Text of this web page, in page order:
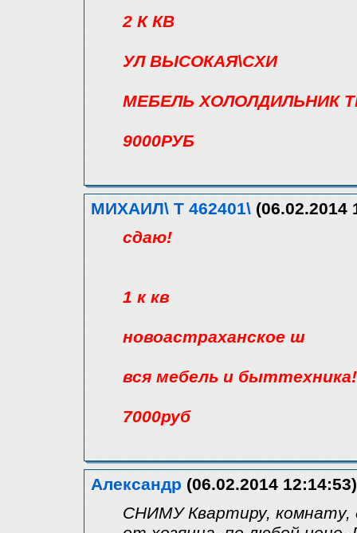
2 К КВ
УЛ ВЫСОКАЯ\СХИ
МЕБЕЛЬ ХОЛОЛДИЛЬНИК
9000РУБ
МИХАИЛ\ Т 462401\ (06.02.2014
сдаю!
1 к кв
новоастраханское ш
вся мебель и быттехника!
7000руб
Александр (06.02.2014 12:14:53)
СНИМУ Квартиру, комнату,